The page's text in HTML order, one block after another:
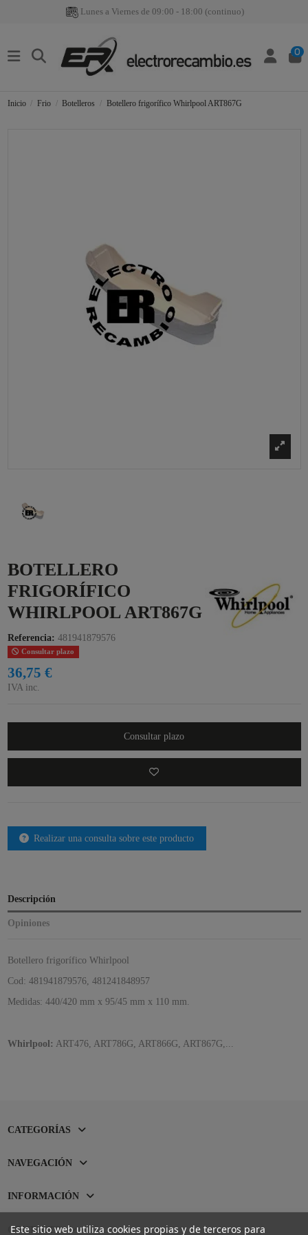
Lunes a Viernes de 09:00 - 18:00 (continuo)
0
Inicio Frio Botelleros Botellero frigorífico Whirlpool ART867G
BOTELLERO
FRIGORÍFICO
WHIRLPOOL ART867G
Referencia: 481941879576
Consultar plazo
36,75 €
IVA inc.
Consultar plazo
Realizar una consulta sobre este producto
Descripción
Opiniones
Botellero frigorífico Whirlpool
Cod: 481941879576, 481241848957
Medidas: 440/420 mm x 95/45 mm x 110 mm.
Whirlpool: ART476, ART786G, ART866G, ART867G,...
CATEGORÍAS
NAVEGACIÓN
INFORMACIÓN
CONTACTO
Este sitio web utiliza cookies propias y de terceros para